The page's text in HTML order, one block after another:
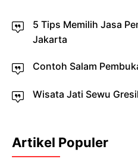
5 Tips Memilih Jasa
Jakarta
Contoh Salam
Wisata Jati Sewu
Artikel Populer